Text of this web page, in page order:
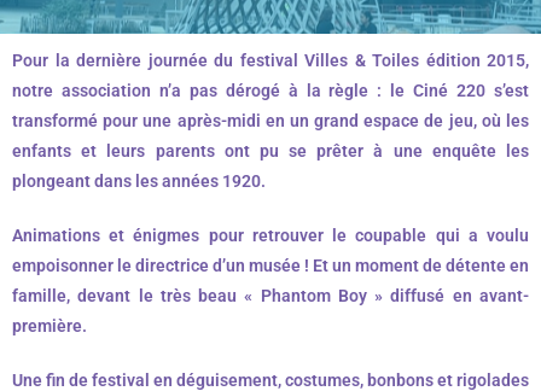
Pour la dernière journée du festival Villes & Toiles édition 2015,
notre association n’a pas dérogé à la règle : le Ciné 220 s’est
transformé pour une après-midi en un grand espace de jeu, où les
enfants et leurs parents ont pu se prêter à une enquête les
plongeant dans les années 1920.
Animations et énigmes pour retrouver le coupable qui a voulu
empoisonner le directrice d’un musée ! Et un moment de détente en
famille, devant le très beau « Phantom Boy » diffusé en avant-
première.
Une fin de festival en déguisement, costumes, bonbons et rigolades